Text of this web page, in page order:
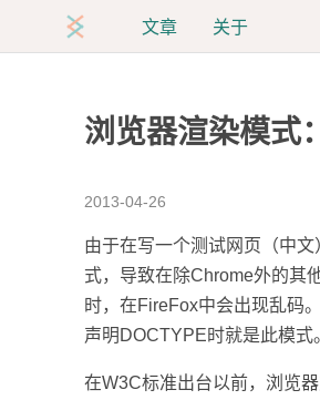
文章 关于
浏览器渲染模
2013-04-26
由于在写一个测试网页（中
式，导致在除Chrome外的其
时，在FireFox中会出现乱码
声明DOCTYPE时就是此模式
在W3C标准出台以前，浏览